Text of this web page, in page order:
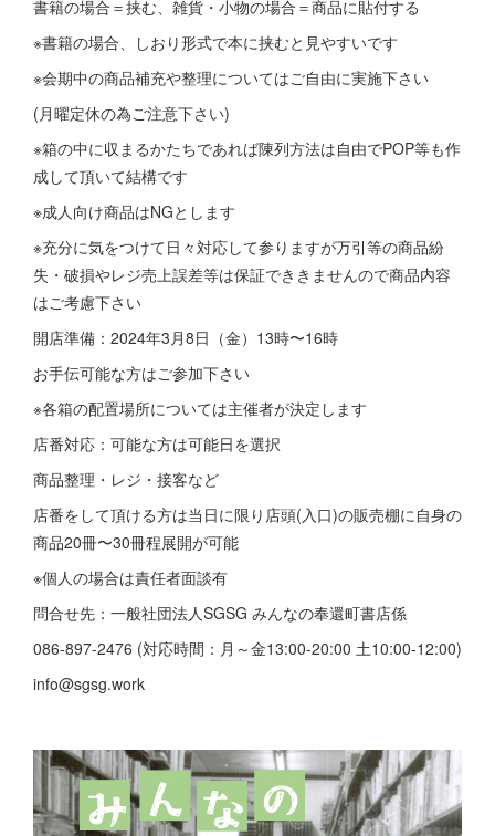
書籍の場合＝挟む、雑貨・小物の場合＝商品に貼付する
※書籍の場合、しおり形式で本に挟むと見やすいです
※会期中の商品補充や整理についてはご自由に実施下さい
(月曜定休の為ご注意下さい)
※箱の中に収まるかたちであれば陳列方法は自由でPOP等も作
成して頂いて結構です
※成人向け商品はNGとします
※充分に気をつけて日々対応して参りますが万引等の商品紛
失・破損やレジ売上誤差等は保証でききませんので商品内容
はご考慮下さい
開店準備：2024年3月8日（金）13時〜16時
お手伝可能な方はご参加下さい
※各箱の配置場所については主催者が決定します
店番対応：可能な方は可能日を選択
商品整理・レジ・接客など
店番をして頂ける方は当日に限り店頭(入口)の販売棚に自身の
商品20冊〜30冊程展開が可能
※個人の場合は責任者面談有
問合せ先：一般社団法人SGSG みんなの奉還町書店係
086-897-2476 (対応時間：月～金13:00-20:00 土10:00-12:00)
info@sgsg.work